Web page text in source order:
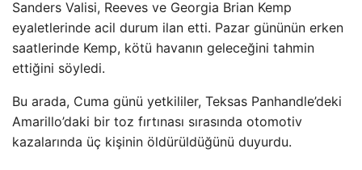
Sanders Valisi, Reeves ve Georgia Brian Kemp
eyaletlerinde acil durum ilan etti. Pazar gününün erken
saatlerinde Kemp, kötü havanın geleceğini tahmin
ettiğini söyledi.
Bu arada, Cuma günü yetkililer, Teksas Panhandle’deki
Amarillo’daki bir toz fırtınası sırasında otomotiv
kazalarında üç kişinin öldürüldüğünü duyurdu.